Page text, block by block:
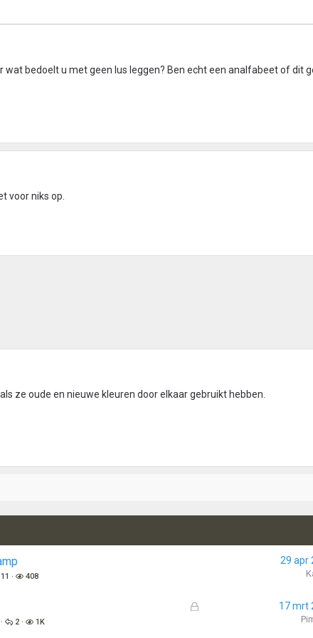
wat bedoelt u met geen lus leggen? Ben echt een analfabeet of dit
voor niks op.
ze oude en nieuwe kleuren door elkaar gebruikt hebben.
11 408
29 apr
G
2 1K
17 mrt